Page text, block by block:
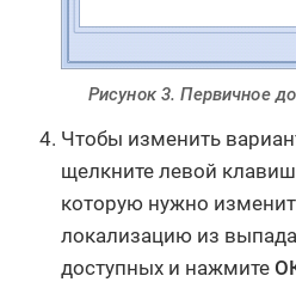
Рисунок 3. Первичное
Чтобы изменить
щелкните левой
которую нужно
локализацию из
доступных и нажмите